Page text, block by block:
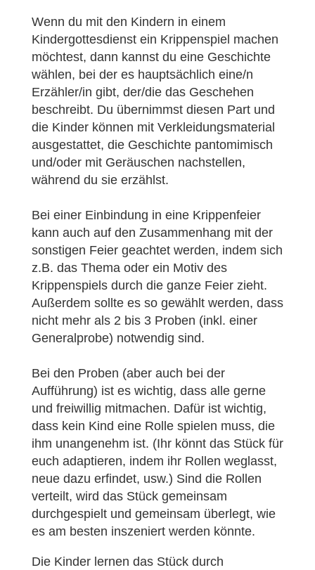
Wenn du mit den Kindern in einem
Kindergottesdienst ein Krippenspiel machen
möchtest, dann kannst du eine Geschichte
wählen, bei der es hauptsächlich eine/n
Erzähler/in gibt, der/die das Geschehen
beschreibt. Du übernimmst diesen Part und
die Kinder können mit Verkleidungsmaterial
ausgestattet, die Geschichte pantomimisch
und/oder mit Geräuschen nachstellen,
während du sie erzählst.
Bei einer Einbindung in eine Krippenfeier
kann auch auf den Zusammenhang mit der
sonstigen Feier geachtet werden, indem sich
z.B. das Thema oder ein Motiv des
Krippenspiels durch die ganze Feier zieht.
Außerdem sollte es so gewählt werden, dass
nicht mehr als 2 bis 3 Proben (inkl. einer
Generalprobe) notwendig sind.
Bei den Proben (aber auch bei der
Aufführung) ist es wichtig, dass alle gerne
und freiwillig mitmachen. Dafür ist wichtig,
dass kein Kind eine Rolle spielen muss, die
ihm unangenehm ist. (Ihr könnt das Stück für
euch adaptieren, indem ihr Rollen weglasst,
neue dazu erfindet, usw.) Sind die Rollen
verteilt, wird das Stück gemeinsam
durchgespielt und gemeinsam überlegt, wie
es am besten inszeniert werden könnte.
Die Kinder lernen das Stück durch